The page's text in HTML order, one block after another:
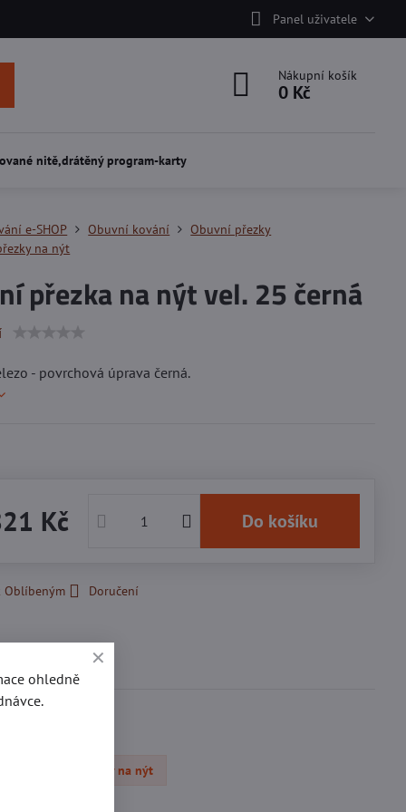
Panel uživatele
Nákupní košík
0 Kč
nitě,drátěný program-karty
e-SHOP Obuvní kování
Obuvní přezky
na nýt
přezka na nýt vel. 25 černá
- povrchová úprava černá.
Kč Do košíku
Oblíbeným Doručení
Obuvní přezky na nýt
ohledně